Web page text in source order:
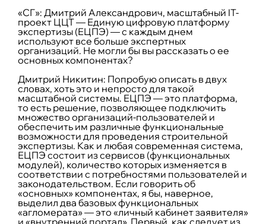
«СГ»: Дмитрий Александрович, масштабный IT-
проект ЦЦТ — Единую цифровую платформу
экспертизы (ЕЦПЭ) — с каждым днем
используют все больше экспертных
организаций. Не могли бы вы рассказать о ее
основных компонентах?
Дмитрий Никитин: Попробую описать в двух
словах, хоть это и непросто для такой
масштабной системы. ЕЦПЭ — это платформа,
то есть решение, позволяющее подключить
множество организаций-пользователей и
обеспечить им различные функциональные
возможности для проведения строительной
экспертизы. Как и любая современная система,
ЕЦПЭ состоит из сервисов (функциональных
модулей), количество которых изменяется в
соответствии с потребностями пользователей и
законодательством. Если говорить об
«основных» компонентах, я бы, наверное,
выделил два базовых функциональных
«агломерата» — это «личный кабинет заявителя»
и «внутренний портал». Первый, как следует из